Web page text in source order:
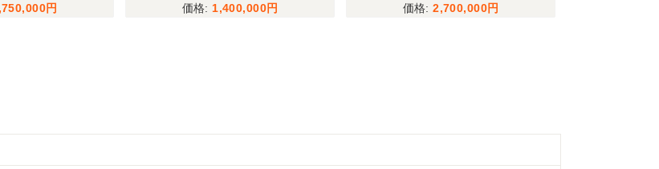
1,400,000 2,700,000